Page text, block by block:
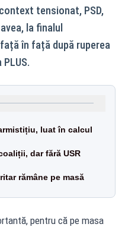
tensionat, PSD,
avea, la finalul
în față după ruperea
luat în calcul
dar fără USR
rămâne pe masă
pentru că pe masa